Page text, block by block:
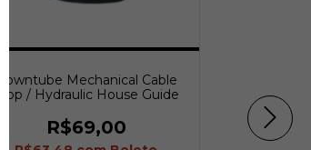
Downtube Mechanical Cable
Stop / Hydraulic House Guide
R$69,00